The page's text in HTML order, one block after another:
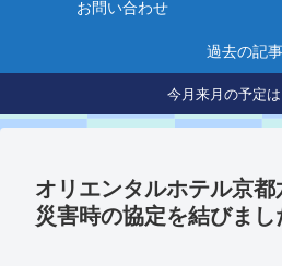
お問い合わせ
過去の記事
今月来月の予定
オリエンタルホテル京
災害時の協定を結びまし